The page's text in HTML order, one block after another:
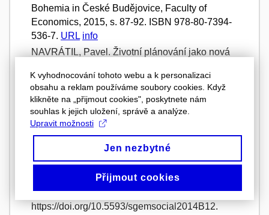
Bohemia in České Budějovice, Faculty of
Economics, 2015, s. 87-92. ISBN 978-80-7394-
536-7. URL info
NAVRÁTIL, Pavel. Životní plánování jako nová
čtvrtletník pro vzdělávání dospělých. Paraha:
Agentura DAHA s.r.o., 2015, roč. 2016, č. 1, s. 5-
16. ISSN 1211-6378.
URL info
NAVRÁTIL, Pavel. Participation and child
protection: conceptualization. InInternational
Multidisciplinary Scientific Conference on Social
Sciences and Arts. 1st. Sofia, Bulgaria:
SGEM2014, 2014, s. 607-614. ISBN 978-619-
7105-23-0. Dostupné z:
https://doi.org/10.5593/sgemsocial2014B12.
K vyhodnocování tohoto webu a k personalizaci
obsahu a reklam používáme soubory cookies. Když
klikněte na „přijmout cookies", poskytnete nám
souhlas k jejich uložení, správě a analýze.
Upravit možnosti
Jen nezbytné
Přijmout cookies